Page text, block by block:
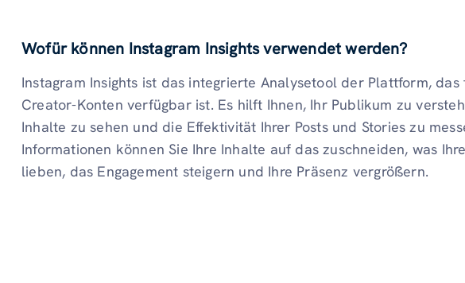
Wofür können Instagram Insights verwendet werden?
Instagram Insights ist das integrierte Analysetool der Plattform,
Creator-Konten verfügbar ist. Es hilft Ihnen, Ihr Publikum zu
Inhalte zu sehen und die Effektivität Ihrer Posts und Stories zu
Informationen können Sie Ihre Inhalte auf das zuschneiden, was
lieben, das Engagement steigern und Ihre Präsenz vergrößern.